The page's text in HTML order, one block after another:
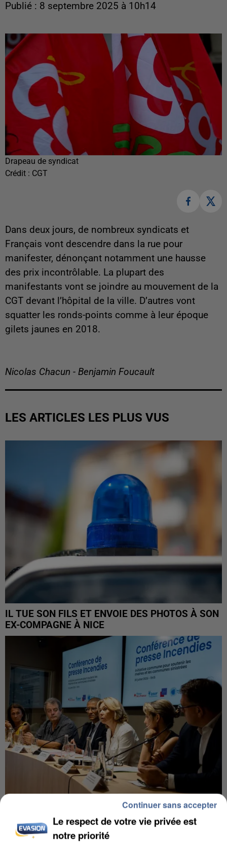
Publié : 8 septembre 2025 à 10h14
Drapeau de syndicat
Crédit : CGT
Dans deux jours, de nombreux syndicats et
Français vont descendre dans la rue pour
manifester, dénonçant notamment une hausse
des prix incontrôlable. La plupart des
manifestants vont se joindre au mouvement de la
CGT devant l’hôpital de la ville. D’autres vont
squatter les ronds-points comme à leur époque
gilets jaunes en 2018.
Nicolas Chacun - Benjamin Foucault
LES ARTICLES LES PLUS VUS
IL TUE SON FILS ET ENVOIE DES PHOTOS À SON
EX-COMPAGNE À NICE
INCENDIES : L’ÎLE-DE-FRANCE LANCE UN ÉLAN
DE SOLIDARITÉ AVEC LES...
Le respect de votre vie privée est
notre priorité
Continuer sans accepter